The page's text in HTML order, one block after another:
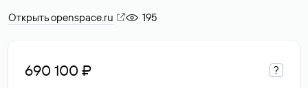
Открыть openspace.ru 195
690 100 ₽ ?